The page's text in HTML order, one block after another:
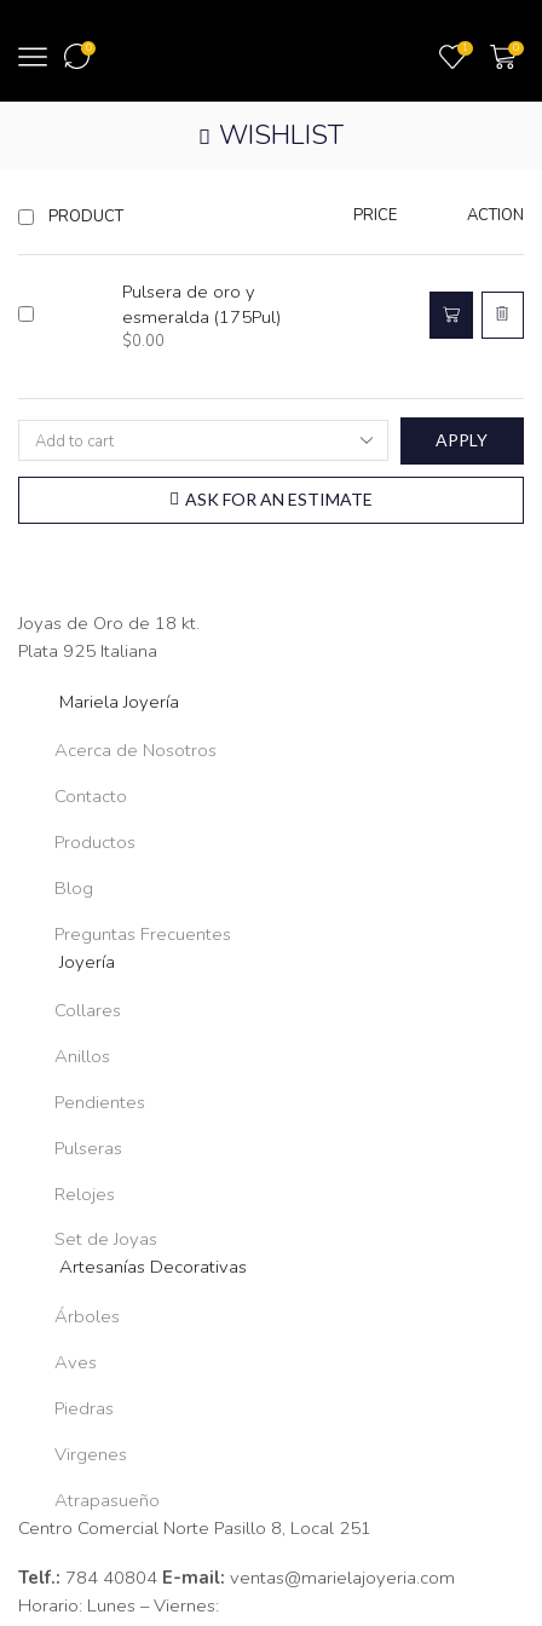
0 1 0
WISHLIST
PRODUCT PRICE ACTION
Pulsera de oro y
esmeralda (175Pul)
$0.00
APPLY
ASK FOR AN ESTIMATE
Joyas de Oro de 18 kt.
Plata 925 Italiana
Mariela Joyería
Acerca de Nosotros
Contacto
Productos
Blog
Preguntas Frecuentes
Joyería
Collares
Anillos
Pendientes
Pulseras
Relojes
Set de Joyas
Artesanías Decorativas
Árboles
Aves
Piedras
Virgenes
Atrapasueño
Centro Comercial Norte Pasillo 8, Local 251
Telf.: 784 40804 E-mail: ventas@marielajoyeria.com
Horario: Lunes – Viernes: